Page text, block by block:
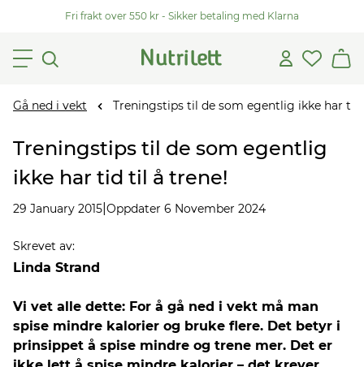
Fri frakt over 550 kr - Sikker betaling med Klarna
Gå ned i vekt Treningstips til de som egentlig ikke har
Treningstips til de som egentlig
ikke har tid til å trene!
29 January 2015 Oppdater 6 November 2024
Skrevet av:
Linda Strand
Vi vet alle dette: For å gå ned i vekt må man
spise mindre kalorier og bruke flere. Det betyr i
prinsippet å spise mindre og trene mer. Det er